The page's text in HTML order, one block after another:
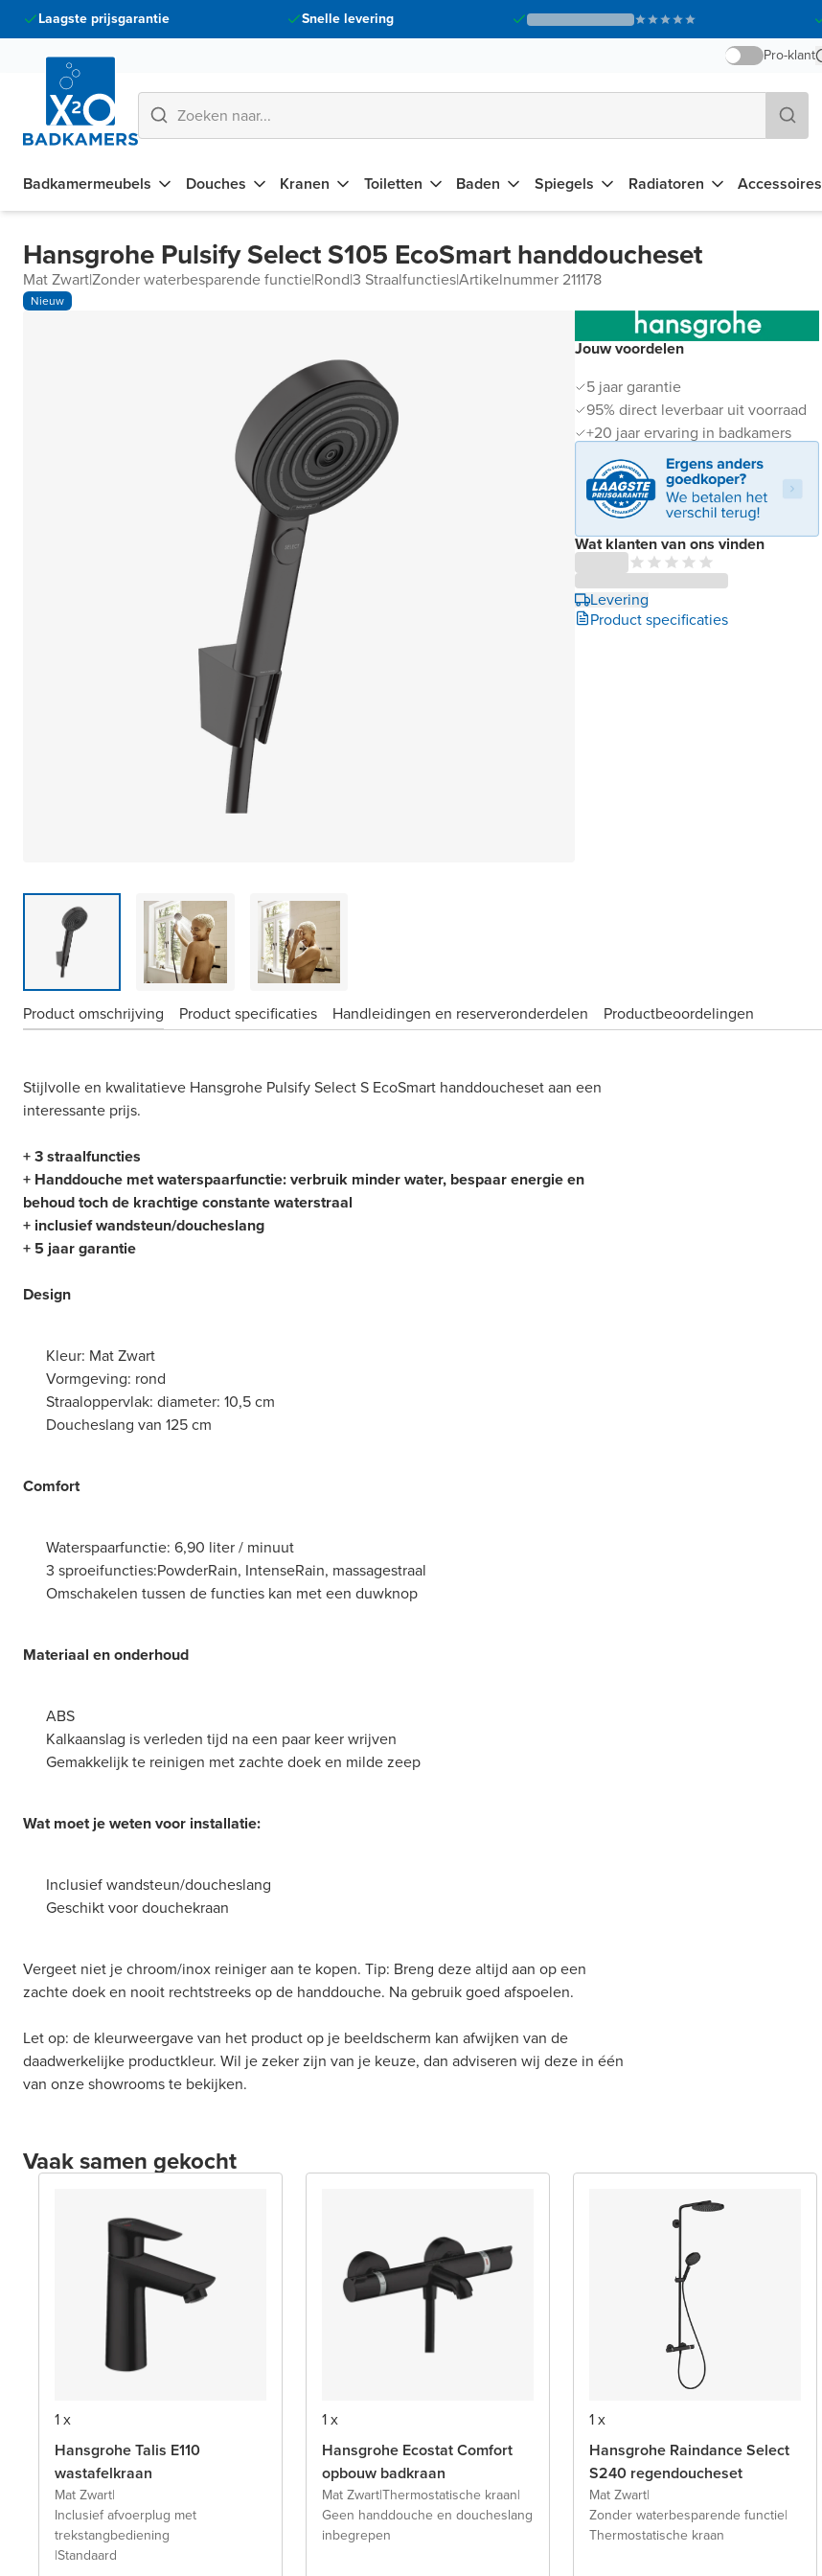
Laagste prijsgarantie Snelle levering
Pro-klant
Badkamermeubels Douches Kranen Toiletten Baden Spiegels Radiatoren Accessoires
Hansgrohe Pulsify Select S105 EcoSmart handdoucheset
Mat Zwart|Zonder waterbesparende functie|Rond|3 Straalfuncties|Artikelnummer 211178
Nieuw
Jouw voordelen
5 jaar garantie
95% direct leverbaar uit voorraad
+20 jaar ervaring in badkamers
Wat klanten van ons vinden
Levering
Product specificaties
Product omschrijving Product specificaties Handleidingen en reserveronderdelen Product­beoordelingen
Stijlvolle en kwalitatieve Hansgrohe Pulsify Select S EcoSmart handdoucheset aan een
interessante prijs.
+ 3 straalfuncties
+ Handdouche met waterspaarfunctie: verbruik minder water, bespaar energie en
behoud toch de krachtige constante waterstraal
+ inclusief wandsteun/doucheslang
+ 5 jaar garantie
Design
Kleur: Mat Zwart
Vormgeving: rond
Straaloppervlak: diameter: 10,5 cm
Doucheslang van 125 cm
Comfort
Waterspaarfunctie: 6,90 liter / minuut
3 sproeifuncties:PowderRain, IntenseRain, massagestraal
Omschakelen tussen de functies kan met een duwknop
Materiaal en onderhoud
ABS
Kalkaanslag is verleden tijd na een paar keer wrijven
Gemakkelijk te reinigen met zachte doek en milde zeep
Wat moet je weten voor installatie:
Inclusief wandsteun/doucheslang
Geschikt voor douchekraan
Vergeet niet je chroom/inox reiniger aan te kopen. Tip: Breng deze altijd aan op een
zachte doek en nooit rechtstreeks op de handdouche. Na gebruik goed afspoelen.
Let op: de kleurweergave van het product op je beeldscherm kan afwijken van de
daadwerkelijke productkleur. Wil je zeker zijn van je keuze, dan adviseren wij deze in één
van onze showrooms te bekijken.
Vaak samen gekocht
1 x
Hansgrohe Talis E110
wastafelkraan
Mat Zwart|
Inclusief afvoerplug met
trekstangbediening
|Standaard
1 x
Hansgrohe Ecostat Comfort
opbouw badkraan
Mat Zwart|Thermostatische kraan|
Geen handdouche en doucheslang
inbegrepen
1 x
Hansgrohe Raindance Select
S240 regendoucheset
Mat Zwart|
Zonder waterbesparende functie|
Thermostatische kraan